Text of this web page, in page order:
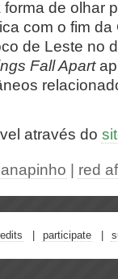
de olhar
com o fim da
de Leste no
Fall Apart
através do
red
participate